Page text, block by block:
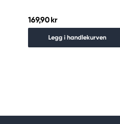
169,90 kr
Legg i handlekurven